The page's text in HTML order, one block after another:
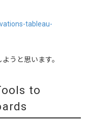
tableau-
うと思います。
to